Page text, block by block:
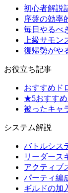
初心者解説
序盤の効率
毎日やるべ
上級サモン
復帰勢がや
お役立ち記事
おすすめド
★5おすす
被ったキャ
システム解説
バトルシス
リーダース
アクティブ
パーティ編
ギルドの加